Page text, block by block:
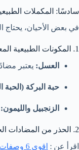
سادسًا: المكملات
في بعض الأحيان، يحتاج
1. المكونات الطبيعية المعززة للمناعة:
العسل: يعتبر
حبة البركة (الحبة
الزنجبيل والليمون:
2. الحذر من المضادات الحيوية
اقرأ عن : اقوى 6 وصفات تحسين التركيز عند الاطفال